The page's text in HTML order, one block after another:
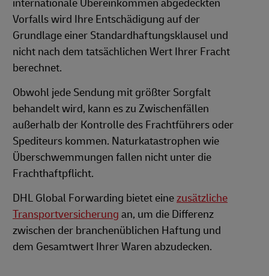
internationale Übereinkommen abgedeckten
Vorfalls wird Ihre Entschädigung auf der
Grundlage einer Standardhaftungsklausel und
nicht nach dem tatsächlichen Wert Ihrer Fracht
berechnet.
Obwohl jede Sendung mit größter Sorgfalt
behandelt wird, kann es zu Zwischenfällen
außerhalb der Kontrolle des Frachtführers oder
Spediteurs kommen. Naturkatastrophen wie
Überschwemmungen fallen nicht unter die
Frachthaftpflicht.
DHL Global Forwarding bietet einezusätzliche
Transportversicherung an, um die Differenz
zwischen der branchenüblichen Haftung und
dem Gesamtwert Ihrer Waren abzudecken.